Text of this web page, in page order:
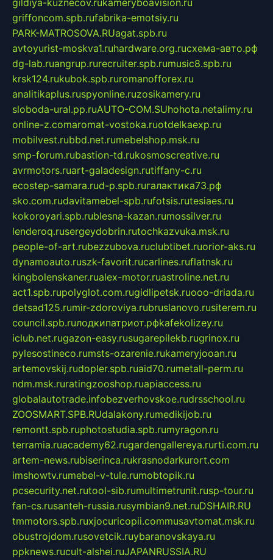
gildiya-kuznecov.rukameryboavision.ru
griffoncom.spb.rufabrika-emotsiy.ru
PARK-MATROSOVA.RUagat.spb.ru
avtoyurist-moskva1.ruhardware.org.ruсхема-авто.рф
dg-lab.ruangrup.rurecruiter.spb.rumusic8.spb.ru
krsk124.rukubok.spb.ruromanofforex.ru
analitikaplus.ruspyonline.ruzosikamery.ru
sloboda-ural.pp.ruAUTO-COM.SUhohota.netalimy.ru
online-z.comaromat-vostoka.ruotdelkaexp.ru
mobilvest.rubbd.net.rumebelshop.msk.ru
smp-forum.rubastion-td.rukosmoscreative.ru
avrmotors.ruart-galadesign.rutiffany-c.ru
ecostep-samara.rud-p.spb.ruгалактика73.рф
sko.com.rudavitamebel-spb.rufotsis.rutesiaes.ru
kokoroyari.spb.rublesna-kazan.rumossilver.ru
lenderoq.rusergeydobrin.rutochkazvuka.msk.ru
people-of-art.rubezzubova.ruclubtibet.ruorior-aks.ru
dynamoauto.ruszk-favorit.rucarlines.ruflatnsk.ru
kingbolenskaner.rualex-motor.ruastroline.net.ru
act1.spb.rupolyglot.com.rugidlipetsk.ruooo-driada.ru
detsad125.rumir-zdoroviya.rubruslanovo.rusiterem.ru
council.spb.ruлодкипатриот.рфkafekolizey.ru
iclub.net.rugazon-easy.rusugarepilekb.rugrinox.ru
pylesostineco.rumsts-ozarenie.rukameryjooan.ru
artemovskij.rudopler.spb.ruaid70.rumetall-perm.ru
ndm.msk.ruratingzooshop.ruapiaccess.ru
globalautotrade.infobezverhovskoe.rudrsschool.ru
ZOOSMART.SPB.RUdalakony.rumedikijob.ru
remontt.spb.ruphotostudia.spb.rumyragon.ru
terramia.ruacademy62.rugardengallereya.rurti.com.ru
artem-news.rubiserinca.rukrasnodarkurort.com
imshowtv.rumebel-v-tule.rumobtopik.ru
pcsecurity.net.rutool-sib.rumultimetrunit.rusp-tour.ru
fan-cs.rusanteh-russia.rusymbian9.net.ruDSHAIR.RU
tmmotors.spb.ruxjocuricopii.commusavtomat.msk.ru
obustrojdom.rusovetcik.ruybaranovskaya.ru
ppknews.rucult-alshei.ruJAPANRUSSIA.RU